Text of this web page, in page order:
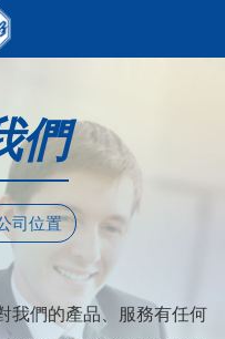
們
司位置
我們的產品、服務有任何